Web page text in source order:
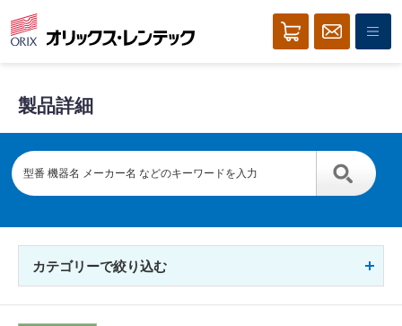
製品詳細
カテゴリーで絞り込む